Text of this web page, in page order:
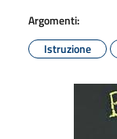
Argomenti:
Istruzione